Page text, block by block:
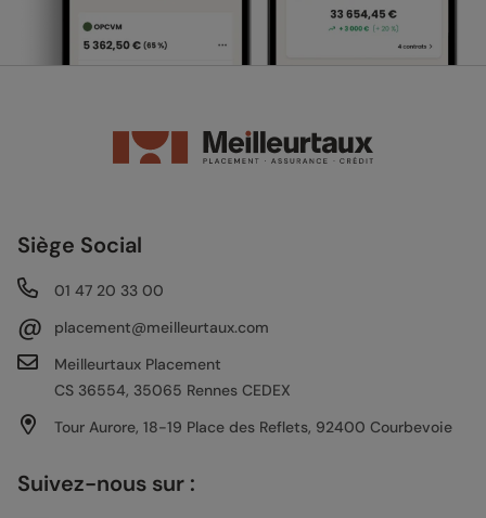
Siège Social
01 47 20 33 00
@
placement@meilleurtaux.com
Meilleurtaux Placement
CS 36554, 35065 Rennes CEDEX
Tour Aurore, 18-19 Place des Reflets, 92400 Courbevoie
Suivez-nous sur :